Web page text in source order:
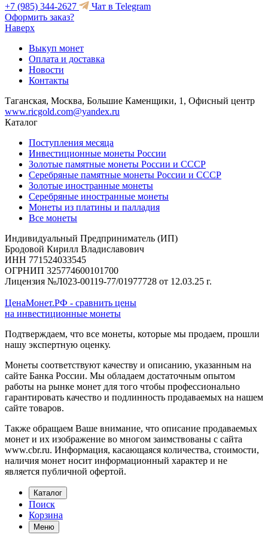
+7 (985) 344-2627
Чат в Telegram
Оформить заказ?
Наверх
Выкуп монет
Оплата и доставка
Новости
Контакты
Таганская, Москва, Большие Каменщики, 1, Офисный центр
www.ricgold.com@yandex.ru
Каталог
Поступления месяца
Инвестиционные монеты России
Золотые памятные монеты России и СССР
Серебряные памятные монеты России и СССР
Золотые иностранные монеты
Серебряные иностранные монеты
Монеты из платины и палладия
Все монеты
Индивидуальный Предприниматель (ИП)
Бродовой Кирилл Владиславович
ИНН 771524033545
ОГРНИП 325774600101700
Лицензия №Л023-00119-77/01977728 от 12.03.25 г.
ЦенаМонет.РФ - сравнить цены
на инвестиционные монеты
Подтверждаем, что все монеты, которые мы продаем, прошли
нашу экспертную оценку.
Монеты соответствуют качеству и описанию, указанным на
сайте Банка России. Мы обладаем достаточным опытом
работы на рынке монет для того чтобы профессионально
гарантировать качество и подлинность продаваемых на нашем
сайте товаров.
Также обращаем Ваше внимание, что описание продаваемых
монет и их изображение во многом заимствованы с сайта
www.cbr.ru. Информация, касающаяся количества, стоимости,
наличия монет носит информационный характер и не
является публичной офертой.
Каталог
Поиск
Корзина
Меню